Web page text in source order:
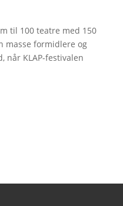
til 100 teatre med 150
masse formidlere og
når KLAP-festivalen